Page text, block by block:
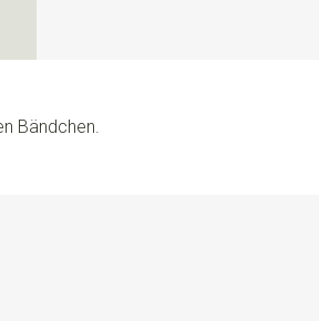
Bändchen.